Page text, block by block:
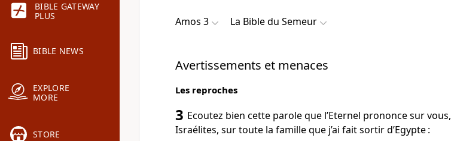
BIBLE GATEWAY
PLUS
BIBLE NEWS
EXPLORE
MORE
STORE
Amos 3 La Bible du Semeur
Avertissements et menaces
Les reproches
3 Ecoutez bien cette parole que l’Eternel prononce sur vous,
Israélites, sur toute la famille que j’ai fait sortir d’Egypte :